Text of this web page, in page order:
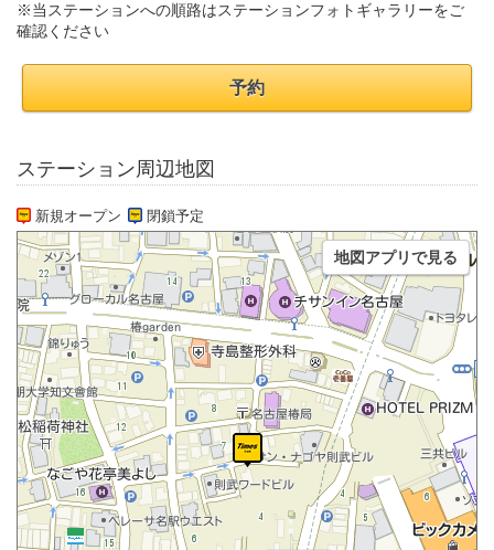
※当ステーションへの順路はステーションフォトギャラリーをご
確認ください
予約
ステーション周辺地図
新規オープン 閉鎖予定
地図アプリで見る